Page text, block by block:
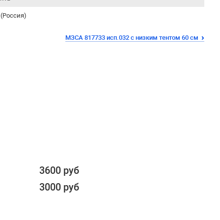
МЗСА 817733 исп.032 с низким тентом 60 см
3600 руб
3000 руб